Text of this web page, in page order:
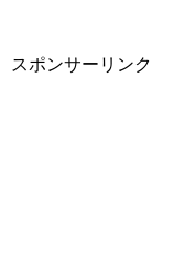
スポンサーリンク